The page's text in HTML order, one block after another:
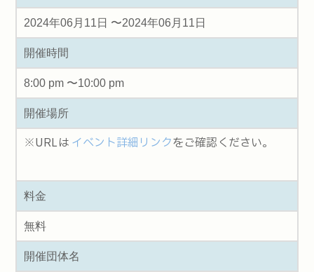
2024年06月11日 〜2024年06月11日
開催時間
8:00 pm 〜10:00 pm
開催場所
※URLは イベント詳細リンクをご確認ください。
料金
無料
開催団体名